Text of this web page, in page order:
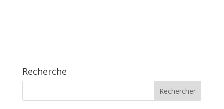
Recherche